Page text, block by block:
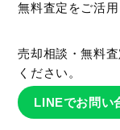
無料査定をご活用
売却相談・無料
ください。
LINEでお問い